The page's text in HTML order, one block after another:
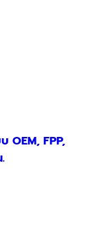
OEM, FPP,